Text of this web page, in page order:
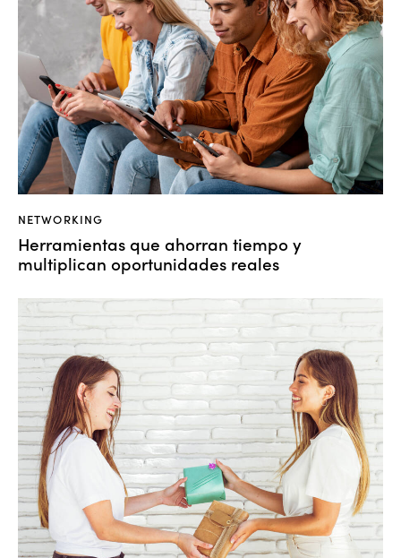
NETWORKING
Herramientas que ahorran tiempo y
multiplican oportunidades reales